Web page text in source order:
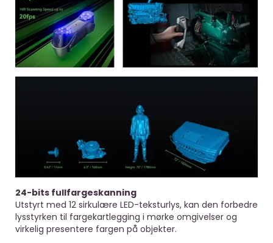
24-bits fullfargeskanning
Utstyrt med 12 sirkulære LED-teksturlys, kan den forbedre
lysstyrken til fargekartlegging i mørke omgivelser og
virkelig presentere fargen på objekter.